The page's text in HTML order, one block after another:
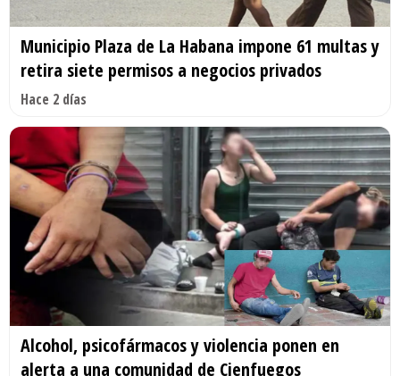
Municipio Plaza de La Habana impone 61 multas y
retira siete permisos a negocios privados
Hace 2 días
Alcohol, psicofármacos y violencia ponen en
alerta a una comunidad de Cienfuegos